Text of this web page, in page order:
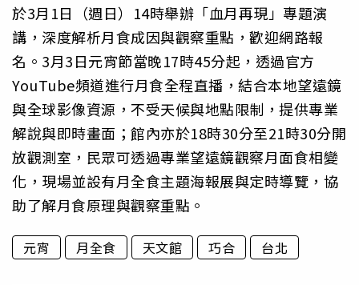
於3月1日（週日）14時舉辦「血月再現」專題演
講，深度解析月食成因與觀察重點，歡迎網路報
名。3月3日元宵節當晚17時45分起，透過官方
YouTube頻道進行月食全程直播，結合本地望遠鏡
與全球影像資源，不受天候與地點限制，提供專業
解說與即時畫面；館內亦於18時30分至21時30分開
放觀測室，民眾可透過專業望遠鏡觀察月面食相變
化，現場並設有月全食主題海報展與定時導覽，協
助了解月食原理與觀察重點。
元宵 月全食 天文館 巧合 台北